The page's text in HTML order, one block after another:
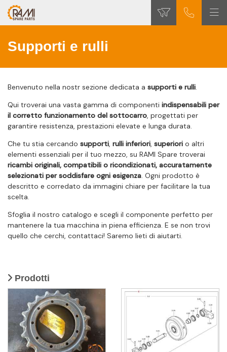
Supporti e rulli
Benvenuto nella nostr sezione dedicata a supporti e rulli.
Qui troverai una vasta gamma di componenti indispensabili per
il corretto funzionamento del sottocarro, progettati per
garantire resistenza, prestazioni elevate e lunga durata.
Che tu stia cercando supporti, rulli inferiori, superiori o altri
elementi essenziali per il tuo mezzo, su RAMI Spare troverai
ricambi originali, compatibili o ricondizionati, accuratamente
selezionati per soddisfare ogni esigenza. Ogni prodotto è
descritto e corredato da immagini chiare per facilitare la tua
scelta.
Sfoglia il nostro catalogo e scegli il componente perfetto per
mantenere la tua macchina in piena efficienza. E se non trovi
quello che cerchi, contattaci! Saremo lieti di aiutarti.
Prodotti